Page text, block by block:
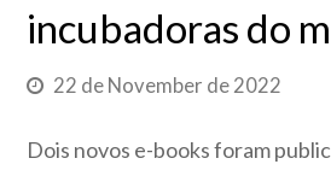
incubadoras do
22 de November de 2022
Dois novos e-books foram